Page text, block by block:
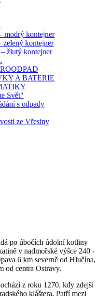
modrý kontejner
zelený kontejner
žlutý kontejner
A BATERIE
Svět"
s odpady
ze Vřesiny
po úbočích údolní kotliny
v nadmořské výšce 240 -
6 km severně od Hlučína,
od centra Ostravy.
z roku 1270, kdy zdejší
kláštera. Patří mezi